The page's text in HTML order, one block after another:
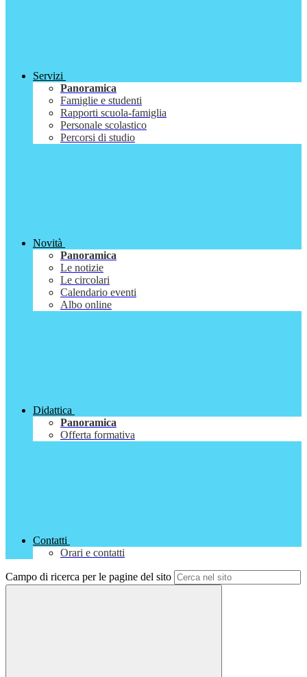
Servizi
Panoramica
Famiglie e studenti
Rapporti scuola-famiglia
Personale scolastico
Percorsi di studio
Novità
Panoramica
Le notizie
Le circolari
Calendario eventi
Albo online
Didattica
Panoramica
Offerta formativa
Contatti
Orari e contatti
Campo di ricerca per le pagine del sito